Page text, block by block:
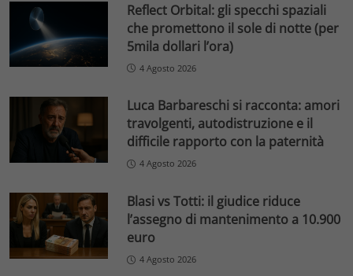
Reflect Orbital: gli specchi spaziali
che promettono il sole di notte (per
5mila dollari l’ora)
4 Agosto 2026
Luca Barbareschi si racconta: amori
travolgenti, autodistruzione e il
difficile rapporto con la paternità
4 Agosto 2026
Blasi vs Totti: il giudice riduce
l’assegno di mantenimento a 10.900
euro
4 Agosto 2026